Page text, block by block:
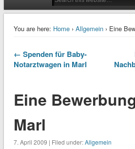
You are here: Home› Allgemein› Eine
← Spenden für Baby-
Notarztwagen in Marl
Eine
Marl
7. April 2009 | Filed under:Allgemein